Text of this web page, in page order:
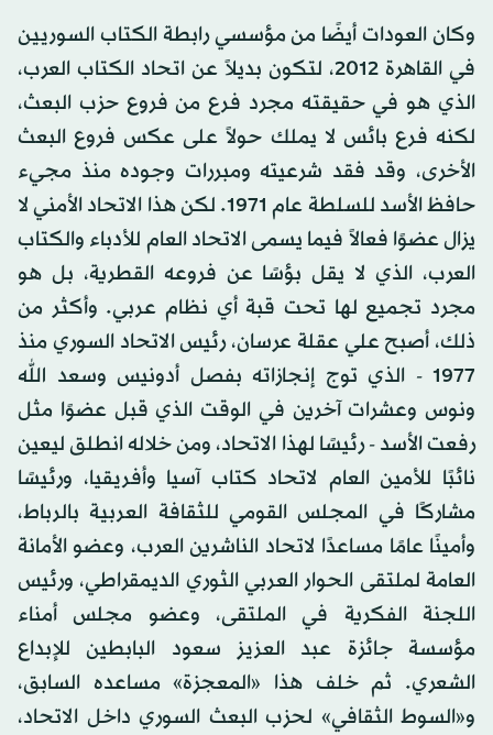
وكان العودات أيضًا من مؤسسي رابطة الكتاب السوريين
في القاهرة 2012، لتكون بديلاً عن اتحاد الكتاب العرب،
الذي هو في حقيقته مجرد فرع من فروع حزب البعث،
لكنه فرع بائس لا يملك حولاً على عكس فروع البعث
الأخرى، وقد فقد شرعيته ومبررات وجوده منذ مجيء
حافظ الأسد للسلطة عام 1971. لكن هذا الاتحاد الأمني لا
يزال عضوًا فعالاً فيما يسمى الاتحاد العام للأدباء والكتاب
العرب، الذي لا يقل بؤسًا عن فروعه القطرية، بل هو
مجرد تجميع لها تحت قبة أي نظام عربي. وأكثر من
ذلك، أصبح علي عقلة عرسان، رئيس الاتحاد السوري منذ
1977 - الذي توج إنجازاته بفصل أدونيس وسعد الله
ونوس وعشرات آخرين في الوقت الذي قبل عضوًا مثل
رفعت الأسد - رئيسًا لهذا الاتحاد، ومن خلاله انطلق ليعين
نائبًا للأمين العام لاتحاد كتاب آسيا وأفريقيا، ورئيسًا
مشاركًا في المجلس القومي للثقافة العربية بالرباط،
وأمينًا عامًا مساعدًا لاتحاد الناشرين العرب، وعضو الأمانة
العامة لملتقى الحوار العربي الثوري الديمقراطي، ورئيس
اللجنة الفكرية في الملتقى، وعضو مجلس أمناء
مؤسسة جائزة عبد العزيز سعود البابطين للإبداع
الشعري. ثم خلف هذا «المعجزة» مساعده السابق،
و«السوط الثقافي» لحزب البعث السوري داخل الاتحاد،